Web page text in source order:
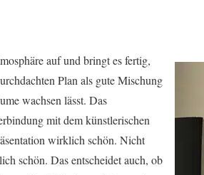
auf und bringt es fertig,
Plan als gute Mischung
wachsen lässt. Das
mit dem künstlerischen
wirklich schön. Nicht
schön. Das entscheidet auch, ob